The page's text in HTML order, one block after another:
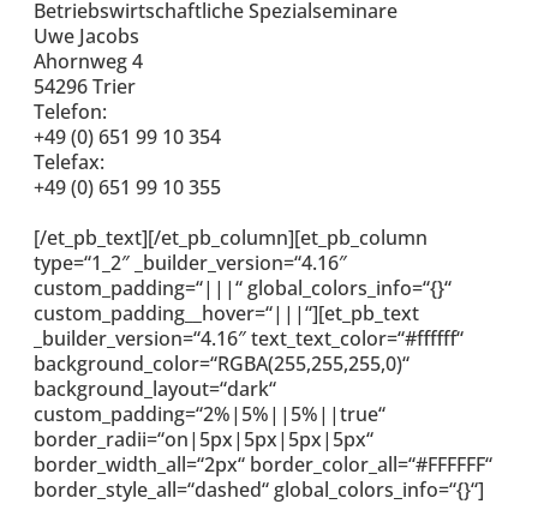
Betriebswirtschaftliche Spezialseminare
Uwe Jacobs
Ahornweg 4
54296 Trier
Telefon:
+49 (0) 651 99 10 354
Telefax:
+49 (0) 651 99 10 355
[/et_pb_text][/et_pb_column][et_pb_column
type=“1_2″ _builder_version=“4.16″
custom_padding=“|||“ global_colors_info=“{}“
custom_padding__hover=“|||“][et_pb_text
_builder_version=“4.16″ text_text_color=“#ffffff“
background_color=“RGBA(255,255,255,0)“
background_layout=“dark“
custom_padding=“2%|5%||5%||true“
border_radii=“on|5px|5px|5px|5px“
border_width_all=“2px“ border_color_all=“#FFFFFF“
border_style_all=“dashed“ global_colors_info=“{}“]